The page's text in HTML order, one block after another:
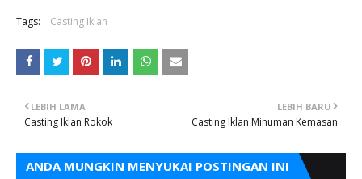
Tags: Casting Iklan
LEBIH BARU
Casting Iklan Minuman Kemasan
LEBIH LAMA
Casting Iklan Rokok
ANDA MUNGKIN MENYUKAI POSTINGAN INI